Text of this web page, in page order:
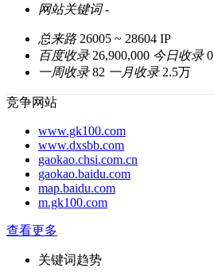
网站关键词 -
总来路 26005 ~ 28604 IP
百度收录 26,900,000 今日收录 0
一周收录 82 一月收录 2.5万
竞争网站
www.gk100.com
www.dxsbb.com
gaokao.chsi.com.cn
gaokao.baidu.com
map.baidu.com
m.gk100.com
查看更多
关键词趋势